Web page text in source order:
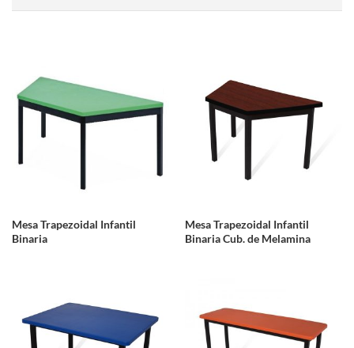
Mesa Trapezoidal Infantil
Binaria
Mesa Trapezoidal Infantil
Binaria Cub. de Melamina